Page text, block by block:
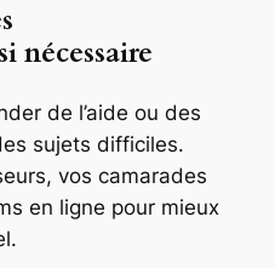
nécessaire
de l’aide ou des
sujets difficiles.
vos camarades
en ligne pour mieux